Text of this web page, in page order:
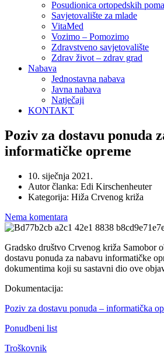
Posudionica ortopedskih
Savjetovalište za mlade
VitaMed
Vozimo – Pomozimo
Zdravstveno savjetovalište
Zdrav život – zdrav grad
Nabava
Jednostavna nabava
Javna nabava
Natječaji
KONTAKT
Poziv za dostavu ponuda
informatičke opreme
10. siječnja 2021.
Autor članka: Edi Kirschenheuter
Kategorija: Hiža Crvenog križa
Nema komentara
Gradsko društvo Crvenog križa Samobor
dostavu ponuda za nabavu informatičke
dokumentima koji su sastavni dio ove
Dokumentacija:
Poziv za dostavu ponuda – informatička
Ponudbeni list
Troškovnik